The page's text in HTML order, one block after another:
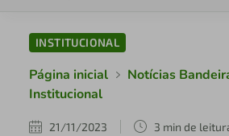
INSTITUCIONAL
Página inicial
Notícias
Institucional
21/11/2023 3 min de